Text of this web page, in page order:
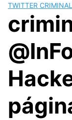
TWITTER